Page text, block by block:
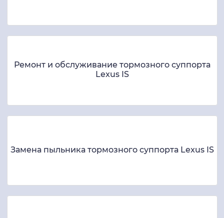
Ремонт и обслуживание тормозного суппорта
Lexus IS
Замена пыльника тормозного суппорта Lexus IS